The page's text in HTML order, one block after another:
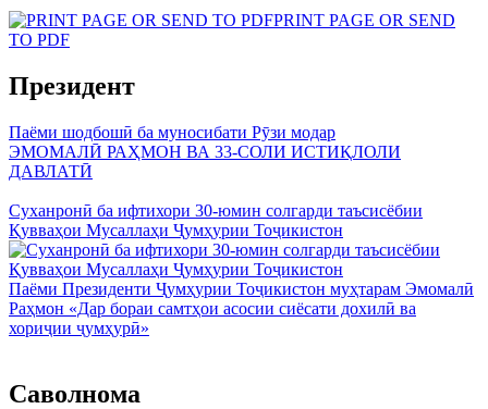
PRINT PAGE OR SEND
TO PDF
Президент
Паёми шодбошӣ ба муносибати Рӯзи модар
ЭМОМАЛӢ РАҲМОН ВА 33-СОЛИ ИСТИҚЛОЛИ
ДАВЛАТӢ
Суханронӣ ба ифтихори 30-юмин солгарди таъсисёбии
Қувваҳои Мусаллаҳи Ҷумҳурии Тоҷикистон
Паёми Президенти Ҷумҳурии Тоҷикистон муҳтарам Эмомалӣ
Раҳмон «Дар бораи самтҳои асосии сиёсати дохилӣ ва
хориҷии ҷумҳурӣ»
Саволнома